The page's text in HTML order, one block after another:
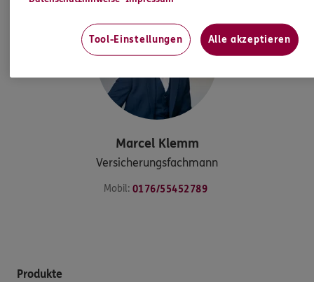
Marcel Klemm
Versicherungsfachmann
Mobil: 0176/55452789
Produkte
Tool-Einstellungen Alle akzeptieren